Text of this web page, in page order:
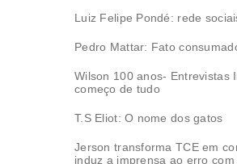
Luiz Felipe Pondé: rede
Pedro Mattar: Fato
Wilson 100 anos- Entrevistas
começo de tudo
T.S Eliot: O nome dos gatos
Jerson transforma TCE em
induz a imprensa ao erro